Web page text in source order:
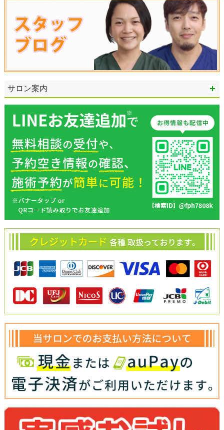
サロン案内